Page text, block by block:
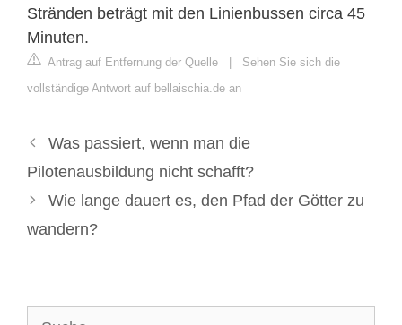
Stränden beträgt mit den Linienbussen circa 45
Minuten.
Antrag auf Entfernung der Quelle | Sehen Sie sich die
vollständige Antwort auf bellaischia.de an
Was passiert, wenn man die
Pilotenausbildung nicht schafft?
Wie lange dauert es, den Pfad der Götter zu
wandern?